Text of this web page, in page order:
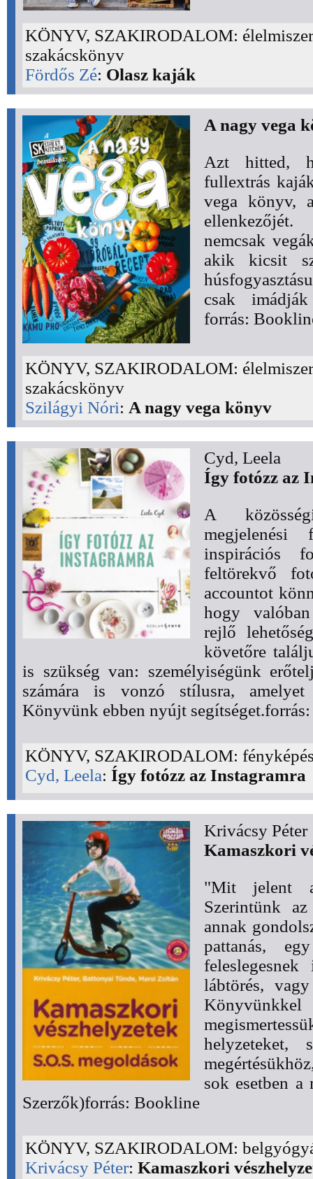
KÖNYV, SZAKIRODALOM:
szakácskönyv
Fördős Zé: Olasz kaják
A nagy vega
Azt hitted,
fullextrás
vega könyv,
nemcsak
akik kicsit
csak
forrás:
KÖNYV, SZAKIRODALOM:
szakácskönyv
Szilágyi Nóri: A nagy vega könyv
Cyd, Leela
Így fotózz az
A
megjelenési
inspirációs
feltörekvő
accountot
hogy
rejlő
követőre
is szükség van: személyiségünk
számára is vonzó stílusra, amelyet
Könyvünk ebben nyújt
KÖNYV, SZAKIRODALOM:
Cyd, Leela: Így fotózz az Instagramra
Krivácsy Péter
Kamaszkori
"Mit jelent
Szerintünk
annak
pattanás,
lábtörés,
helyzeteket,
sok esetben a
Szerzők)forrás: Bookline
KÖNYV, SZAKIRODALOM:
Krivácsy Péter: Kamaszkori